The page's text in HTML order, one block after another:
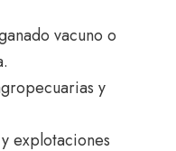
vacuno o
y
explotaciones